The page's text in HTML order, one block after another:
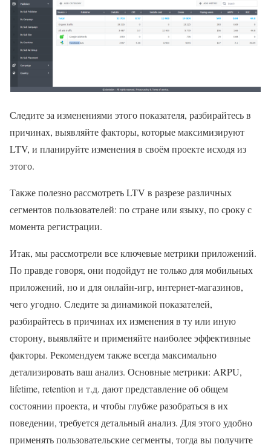
Следите за изменениями этого показателя, разбирайтесь в
причинах, выявляйте факторы, которые максимизируют
LTV, и планируйте изменения в своём проекте исходя из
этого.
Также полезно рассмотреть LTV в разрезе различных
сегментов пользователей: по стране или языку, по сроку с
момента регистрации.
Итак, мы рассмотрели все ключевые метрики приложений.
По правде говоря, они подойдут не только для мобильных
приложений, но и для онлайн-игр, интернет-магазинов,
чего угодно. Следите за динамикой показателей,
разбирайтесь в причинах их изменения в ту или иную
сторону, выявляйте и применяйте наиболее эффективные
факторы. Рекомендуем также всегда максимально
детализировать ваш анализ. Основные метрики: ARPU,
lifetime, retention и т.д. дают представление об общем
состоянии проекта, и чтобы глубже разобраться в их
поведении, требуется детальный анализ. Для этого удобно
применять пользовательские сегменты, тогда вы получите